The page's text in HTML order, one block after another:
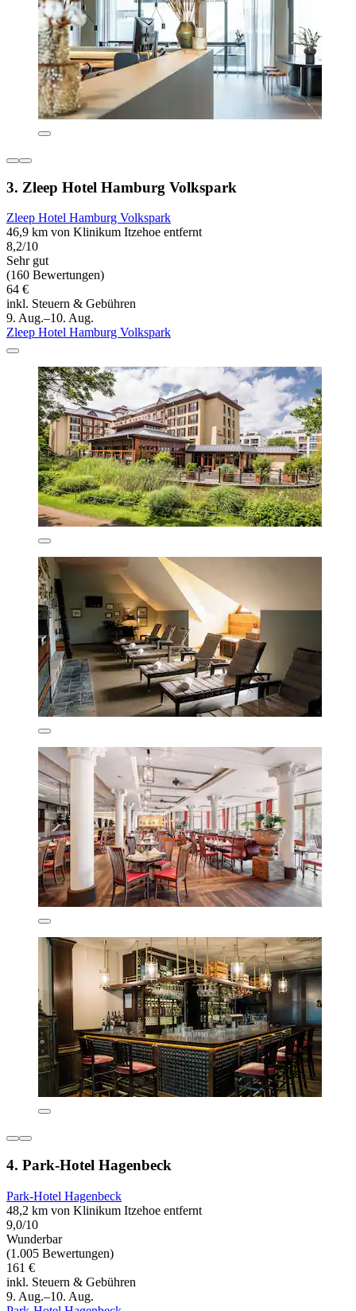
3. Zleep Hotel Hamburg Volkspark
Zleep Hotel Hamburg Volkspark
46,9 km von Klinikum Itzehoe entfernt
8,2/10
Sehr gut
(160 Bewertungen)
64 €
inkl. Steuern & Gebühren
9. Aug.–10. Aug.
Zleep Hotel Hamburg Volkspark
4. Park-Hotel Hagenbeck
Park-Hotel Hagenbeck
48,2 km von Klinikum Itzehoe entfernt
9,0/10
Wunderbar
(1.005 Bewertungen)
161 €
inkl. Steuern & Gebühren
9. Aug.–10. Aug.